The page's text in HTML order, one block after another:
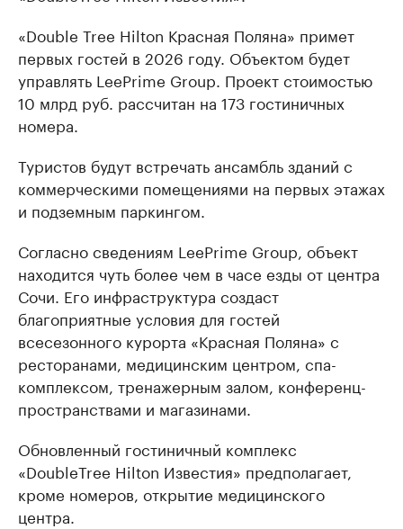
«Double Tree Hilton Красная Поляна» примет
первых гостей в 2026 году. Объектом будет
управлять LeePrime Group. Проект стоимостью
10 млрд руб. рассчитан на 173 гостиничных
номера.
Туристов будут встречать ансамбль зданий с
коммерческими помещениями на первых этажах
и подземным паркингом.
Согласно сведениям LeePrime Group, объект
находится чуть более чем в часе езды от центра
Сочи. Его инфраструктура создаст
благоприятные условия для гостей
всесезонного курорта «Красная Поляна» с
ресторанами, медицинским центром, спа-
комплексом, тренажерным залом, конференц-
пространствами и магазинами.
Обновленный гостиничный комплекс
«DoubleTree Hilton Известия» предполагает,
кроме номеров, открытие медицинского
центра.